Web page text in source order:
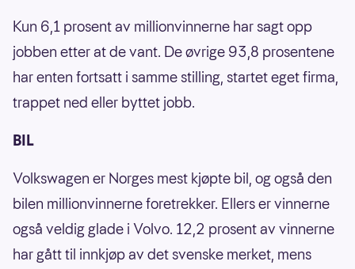
Kun 6,1 prosent av millionvinnerne har sagt opp
jobben etter at de vant. De øvrige 93,8 prosentene
har enten fortsatt i samme stilling, startet eget firma,
trappet ned eller byttet jobb.
BIL
Volkswagen er Norges mest kjøpte bil, og også den
bilen millionvinnerne foretrekker. Ellers er vinnerne
også veldig glade i Volvo. 12,2 prosent av vinnerne
har gått til innkjøp av det svenske merket, mens